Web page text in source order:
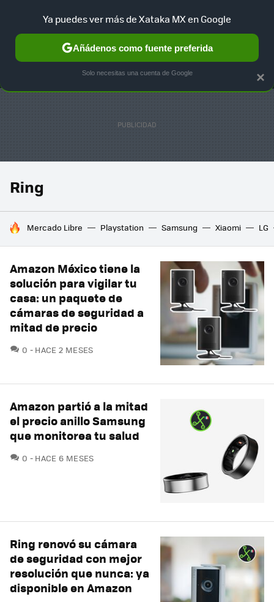
MENÚ NUEVO
GAMING HOME AUTO
Ring
HOY SE HABLA DE
Mercado Libre Playstation Samsung Xiaomi LG
Amazon México tiene la
solución para vigilar tu
casa: un paquete de
cámaras de seguridad a
mitad de precio
0 COMENTARIOS
HACE 2 MESES
Amazon partió a la mitad
el precio anillo Samsung
que monitorea tu salud
0 COMENTARIOS
HACE 6 MESES
Ring renovó su cámara
de seguridad con mejor
resolución que nunca: ya
disponible en Amazon
×
Ya puedes ver más de Xataka MX en Google
Añádenos como fuente preferida
Solo necesitas una cuenta de Google